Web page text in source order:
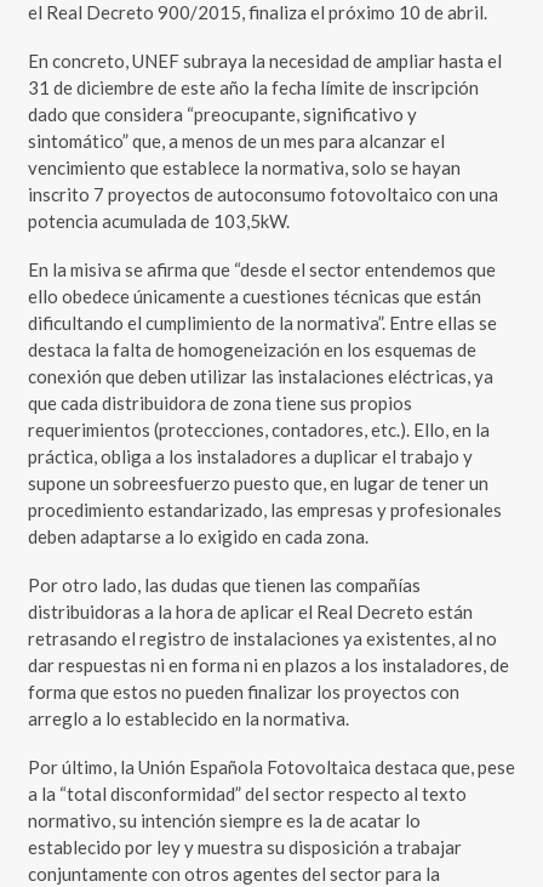
el Real Decreto 900/2015, finaliza el próximo 10 de abril.
En concreto, UNEF subraya la necesidad de ampliar hasta el
31 de diciembre de este año la fecha límite de inscripción
dado que considera “preocupante, significativo y
sintomático” que, a menos de un mes para alcanzar el
vencimiento que establece la normativa, solo se hayan
inscrito 7 proyectos de autoconsumo fotovoltaico con una
potencia acumulada de 103,5kW.
En la misiva se afirma que “desde el sector entendemos que
ello obedece únicamente a cuestiones técnicas que están
dificultando el cumplimiento de la normativa”. Entre ellas se
destaca la falta de homogeneización en los esquemas de
conexión que deben utilizar las instalaciones eléctricas, ya
que cada distribuidora de zona tiene sus propios
requerimientos (protecciones, contadores, etc.). Ello, en la
práctica, obliga a los instaladores a duplicar el trabajo y
supone un sobreesfuerzo puesto que, en lugar de tener un
procedimiento estandarizado, las empresas y profesionales
deben adaptarse a lo exigido en cada zona.
Por otro lado, las dudas que tienen las compañías
distribuidoras a la hora de aplicar el Real Decreto están
retrasando el registro de instalaciones ya existentes, al no
dar respuestas ni en forma ni en plazos a los instaladores, de
forma que estos no pueden finalizar los proyectos con
arreglo a lo establecido en la normativa.
Por último, la Unión Española Fotovoltaica destaca que, pese
a la “total disconformidad” del sector respecto al texto
normativo, su intención siempre es la de acatar lo
establecido por ley y muestra su disposición a trabajar
conjuntamente con otros agentes del sector para la